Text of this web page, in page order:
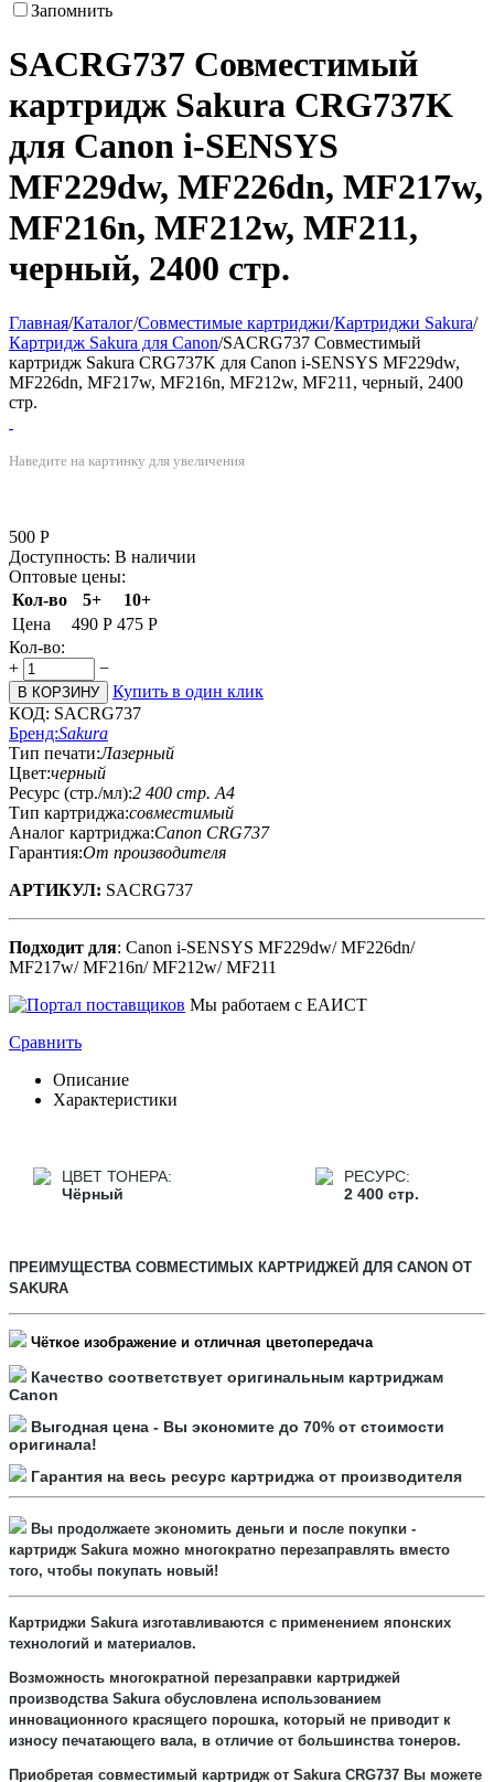
Запомнить
SACRG737 Совместимый
картридж Sakura CRG737K
для Canon i-SENSYS
MF229dw, MF226dn, MF217w,
MF216n, MF212w, MF211,
черный, 2400 стр.
Главная/Каталог/Совместимые картриджи/Картриджи Sakura/
Картридж Sakura для Canon/SACRG737 Совместимый
картридж Sakura CRG737K для Canon i-SENSYS MF229dw,
MF226dn, MF217w, MF216n, MF212w, MF211, черный, 2400
стр.
Наведите на картинку для увеличения
500 Р
Доступность: В наличии
Оптовые цены:
Кол-во
5+
10+
Цена
490 Р 475 Р
Кол-во:
+
−
В КОРЗИНУ
Купить в один клик
КОД: SACRG737
Бренд:Sakura
Тип печати:Лазерный
Цвет:черный
Ресурс (стр./мл):2 400 стр. А4
Тип картриджа:совместимый
Аналог картриджа:Canon CRG737
Гарантия:От производителя
АРТИКУЛ: SACRG737
Подходит для: Canon i-SENSYS MF229dw/ MF226dn/
MF217w/ MF216n/ MF212w/ MF211
Мы работаем с ЕАИСТ
Сравнить
Описание
Характеристики
ЦВЕТ ТОНЕРА:
Чёрный
РЕСУРС:
2 400 стр.
ПРЕИМУЩЕСТВА СОВМЕСТИМЫХ КАРТРИДЖЕЙ ДЛЯ CANON ОТ
SAKURA
Чёткое изображение и отличная цветопередача
Качество соответствует оригинальным картриджам
Canon
Выгодная цена - Вы экономите до 70% от стоимости
оригинала!
Гарантия на весь ресурс картриджа от производителя
Вы продолжаете экономить деньги и после покупки -
картридж Sakura можно многократно перезаправлять вместо
того, чтобы покупать новый!
Картриджи Sakura изготавливаются с применением японских
технологий и материалов.
Возможность многократной перезаправки картриджей
производства Sakura обусловлена использованием
инновационного красящего порошка, который не приводит к
износу печатающего вала, в отличие от большинства тонеров.
Приобретая совместимый картридж от Sakura CRG737 Вы можете